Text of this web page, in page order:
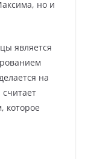
но и
является
на
которое